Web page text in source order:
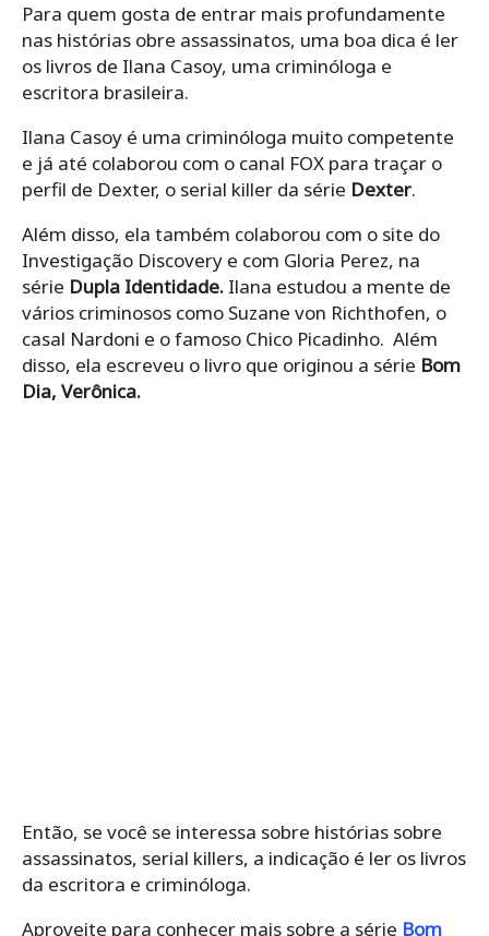
Para quem gosta de entrar mais profundamente
nas histórias obre assassinatos, uma boa dica é ler
os livros de Ilana Casoy, uma criminóloga e
escritora brasileira.
Ilana Casoy é uma criminóloga muito competente
e já até colaborou com o canal FOX para traçar o
perfil de Dexter, o serial killer da série Dexter.
Além disso, ela também colaborou com o site do
Investigação Discovery e com Gloria Perez, na
série Dupla Identidade. Ilana estudou a mente de
vários criminosos como Suzane von Richthofen, o
casal Nardoni e o famoso Chico Picadinho. Além
disso, ela escreveu o livro que originou a série Bom
Dia, Verônica.
Então, se você se interessa sobre histórias sobre
assassinatos, serial killers, a indicação é ler os livros
da escritora e criminóloga.
Aproveite para conhecer mais sobre a série Bom